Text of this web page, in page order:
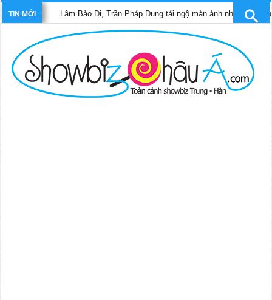
TIN MỚILâm Bảo Di, Trần Pháp Dung tái ngộ màn ảnh nhỏ TVB trong phim